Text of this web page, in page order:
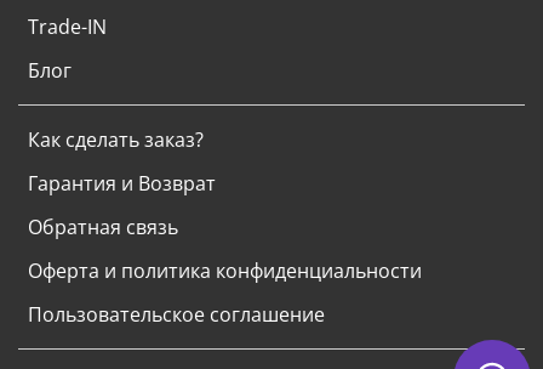
Trade-IN
Блог
Как сделать заказ?
Гарантия и Возврат
Обратная связь
Оферта и политика конфиденциальности
Пользовательское соглашение